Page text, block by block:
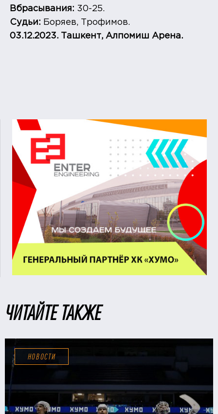
Вбрасывания: 30-25.
Судьи: Боряев, Трофимов.
03.12.2023. Ташкент, Алпомиш Арена.
ЧИТАЙТЕ ТАКЖЕ
НОВОСТИ